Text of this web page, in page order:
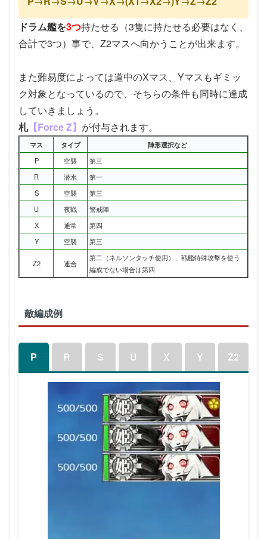
ドラム艦を3つ持たせる（3隻に持たせる必要はなく、
合計で3つ）事で、Z2マスへ向かうことが出来ます。
また難易度によっては道中のXマス、Yマスもギミッ
ク対象となっているので、そちらの条件も同時に達成
していきましょう。
札【Force Z】 が付与されます。
マス タイプ
陣形選択など
P
空襲
第三
R
潜水
第一
S
空襲
第三
U
夜戦
警戒陣
X
通常
第四
Y
空襲 第三
Z2 連合
第二（ネルソンタッチ使用）、戦艦特殊攻撃を使う
編成でない場合は第四
敵編成例
P R S U X Y Z2